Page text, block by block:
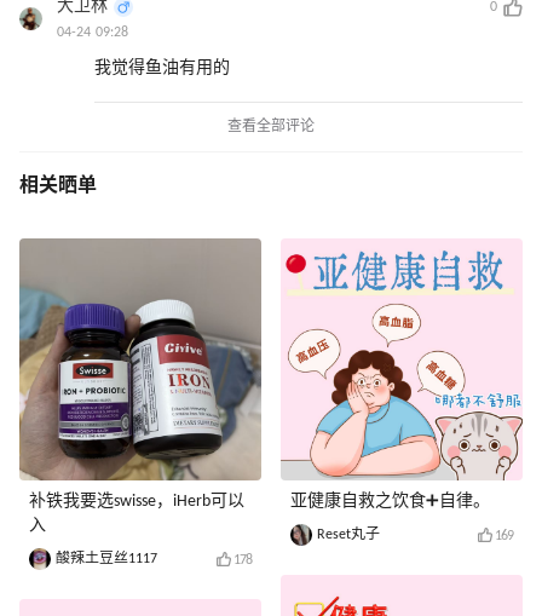
大卫林
0
04-24 09:28
我觉得鱼油有用的
查看全部评论
相关晒单
补铁我要选swisse，iHerb可以
入
酸辣土豆丝1117 178
亚健康自救之饮食➕自律。
Reset丸子 169